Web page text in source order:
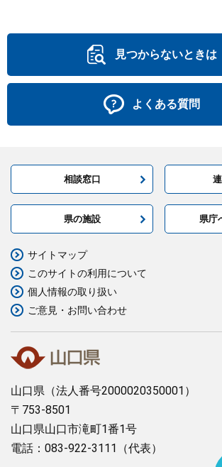
見つからないときは
よくある質問
相談窓口
県の施設 県庁
山口県 （法人番号2000020350001）
〒753-8501
山口県山口市滝町1番1号
電話：083-922-3111（代表）
サイトマップ
このサイトの利用について
個人情報の取り扱い
ご意見・お問い合わせ